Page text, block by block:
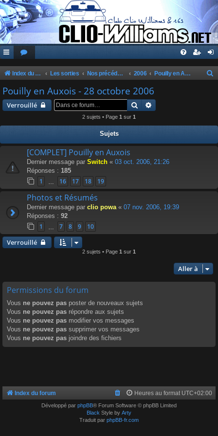
Index du forum Les sorties Nos précédentes sorties 2006 Pouilly en Auxois - 28 octobre 2006
Pouilly en Auxois - 28 octobre 2006
Verrouillé Rechercher
2 sujets • Page 1 sur 1
Sujets
[COMPLET] Pouilly en Auxois
Dernier message par Switch « 03 oct. 2006, 21:26
Réponses : 185
1 16 17 18 19
Photos et Résumés
Dernier message par clio powa « 07 nov. 2006, 19:39
Réponses : 92
1 7 8 9 10
Verrouillé
2 sujets • Page 1 sur 1
Aller à
Permissions du forum
Vous ne pouvez pas poster de nouveaux sujets
Vous ne pouvez pas répondre aux sujets
Vous ne pouvez pas modifier vos messages
Vous ne pouvez pas supprimer vos messages
Vous ne pouvez pas joindre des fichiers
Index du forum Heures au format UTC+02:00
Développé par phpBB® Forum Software © phpBB Limited
Black Style by Arty
Traduit par phpBB-fr.com